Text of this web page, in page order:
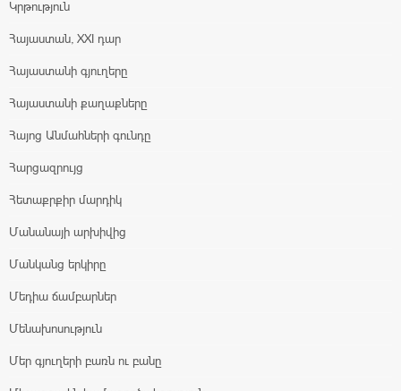
Կրթություն
Հայաստան, XXI դար
Հայաստանի գյուղերը
Հայաստանի քաղաքները
Հայոց Անմահների գունդը
Հարցազրույց
Հետաքրքիր մարդիկ
Մանանայի արխիվից
Մանկանց երկիրը
Մեդիա ճամբարներ
Մենախոսություն
Մեր գյուղերի բառն ու բանը